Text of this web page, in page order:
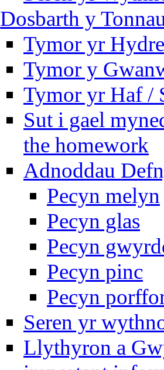
Dosbarth y
Tymor yr
Tymor y
Tymor yr Haf /
Sut i gael
the homework
Adnoddau
Pecyn melyn
Pecyn glas
Pecyn
Pecyn pinc
Pecyn
Seren yr
Llythyron a